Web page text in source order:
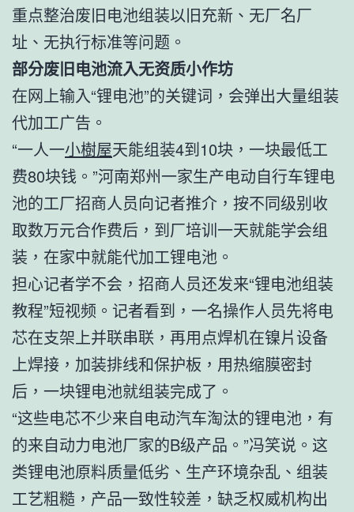
重点整治废旧电池组装以旧充新、无厂名厂
址、无执行标准等问题。
部分废旧电池流入无资质小作坊
在网上输入“锂电池”的关键词，会弹出大量组装
代加工广告。
“一人一小樹屋天能组装4到10块，一块最低工
费80块钱。”河南郑州一家生产电动自行车锂电
池的工厂招商人员向记者推介，按不同级别收
取数万元合作费后，到厂培训一天就能学会组
装，在家中就能代加工锂电池。
担心记者学不会，招商人员还发来“锂电池组装
教程”短视频。记者看到，一名操作人员先将电
芯在支架上并联串联，再用点焊机在镍片设备
上焊接，加装排线和保护板，用热缩膜密封
后，一块锂电池就组装完成了。
“这些电芯不少来自电动汽车淘汰的锂电池，有
的来自动力电池厂家的B级产品。”冯笑说。这
类锂电池原料质量低劣、生产环境杂乱、组装
工艺粗糙，产品一致性较差，缺乏权威机构出